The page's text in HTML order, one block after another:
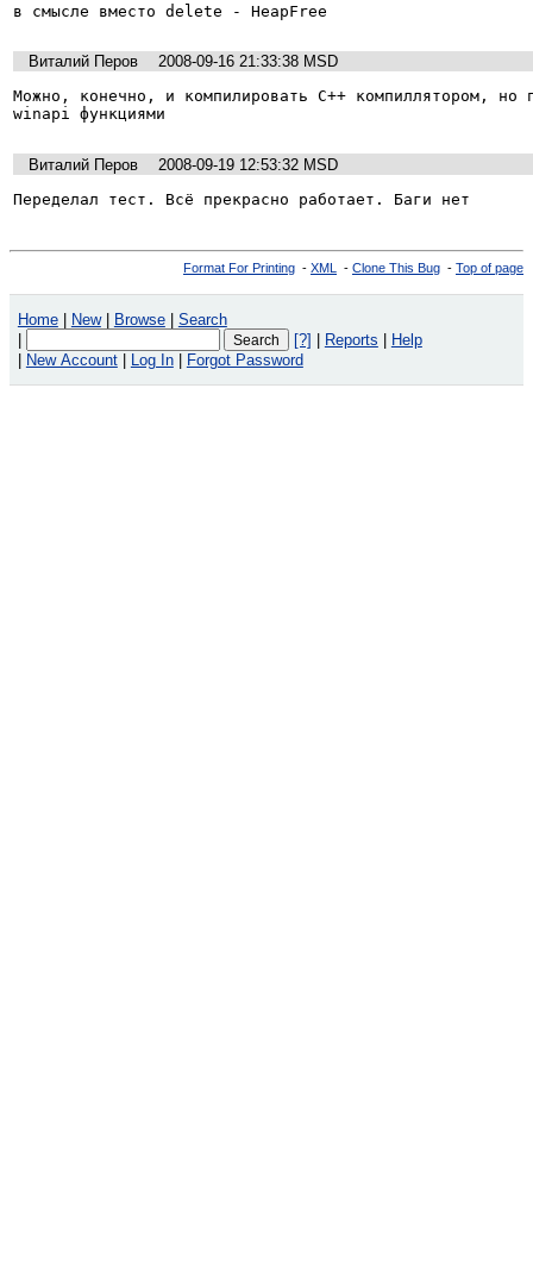
в смысле вместо delete - HeapFree
Виталий Перов
2008-09-16 21:33:38 MSD
Moжно, конечно, и компилировать C++ компиллятором, но
winapi функциями
Виталий Перов
2008-09-19 12:53:32 MSD
Переделал тест. Всё прекрасно работает. Баги нет
Format For Printing - XML - Clone This Bug - Top of page
Home New Browse
Search
[?] Reports
Help
New Account Log In Forgot Password